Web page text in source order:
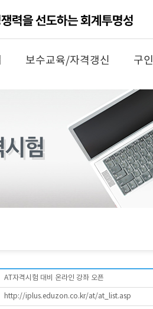
보수교육/자격갱신 구
AT자격시험 대비 온라인 강좌 오픈
http://iplus.eduzon.co.kr/at/at_list.asp